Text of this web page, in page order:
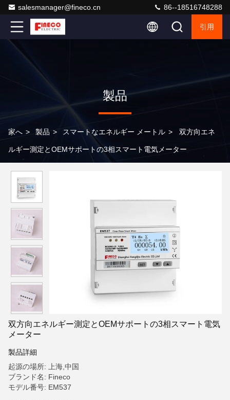
salesmanager@fineco.cn 86--18516748288
引用
製品
家へ > 製品 > スマートなエネルギー メートル > 双方向エネ
ルギー測定とOEMサポートの3相スマート電気メーター
双方向エネルギー測定とOEMサポートの3相スマート電気
メーター
製品詳細
起源の場所: 上海,中国
ブランド名: Fineco
モデル番号: EM537